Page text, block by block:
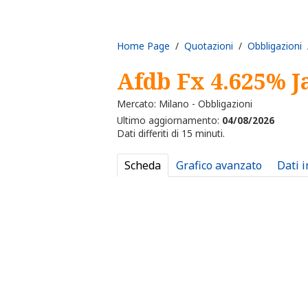
Home Page / Quotazioni / Obbligazioni
Afdb Fx 4.625%
Mercato: Milano - Obbligazioni
Ultimo aggiornamento: 04/08/2026
Dati differiti di 15 minuti.
Scheda Grafico avanzato Dati